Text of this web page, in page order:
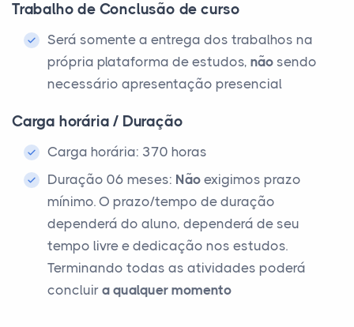
Trabalho de Conclusão de curso
Será somente a entrega dos trabalhos na
própria plataforma de estudos, não sendo
necessário apresentação presencial
Carga horária / Duração
Carga horária: 370 horas
Duração 06 meses: Não exigimos prazo
mínimo. O prazo/tempo de duração
dependerá do aluno, dependerá de seu
tempo livre e dedicação nos estudos.
Terminando todas as atividades poderá
concluir a qualquer momento